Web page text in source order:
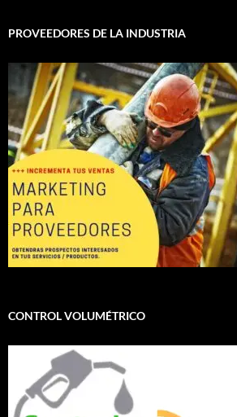
PROVEEDORES DE LA INDUSTRIA
CONTROL VOLUMÉTRICO